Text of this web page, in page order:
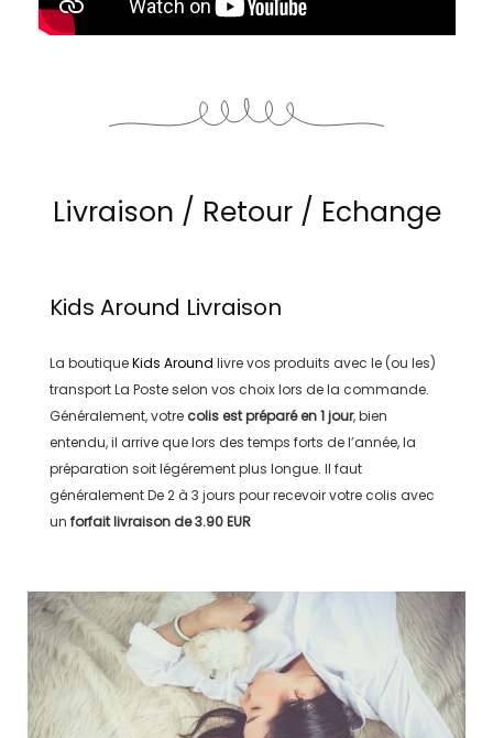
Livraison / Retour / Echange
Kids Around Livraison
La boutiqueKids Around livre vos produits avec le (ou les)
transportLa Posteselon vos choix lors de la commande.
Généralement, votre colis est préparé en1 jour, bien
entendu, il arrive que lors des temps forts de l’année, la
préparation soit légérement plus longue. Il faut
généralementDe 2 à 3 jours pour recevoir votre colis avec
un forfait livraison de3.90 EUR